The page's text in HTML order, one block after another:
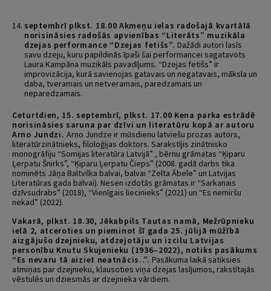
septembrī plkst. 18.00 Akmeņu ielas radošajā kvartālā
norisināsies radošās apvienības “Literāts” muzikāla
dzejas performance “Dzejas fetišs”. Dažādi autori lasīs
savu dzeju, kuru papildinās īpaši šai performancei sagatavots
Laura Kampāna muzikāls pavadījums. “Dzejas fetišs” ir
improvizācija, kurā savienojas gatavais un negatavais, māksla un
daba, tveramais un netveramais, paredzamais un
neparedzamais.
Ceturtdien, 15. septembrī, plkst. 17.00 Kena parka estrādē
norisināsies saruna par dzīvi un literatūru kopā ar autoru
Arno Jundzi.Arno Jundze ir mūsdienu latviešu prozas autors,
literatūrzinātnieks, filoloģijas doktors. Sarakstījis zinātnisko
monogrāfiju “Somijas literatūra Latvijā” , bērnu grāmatas “Ķiparu
Ļerpatu Šnirks”, “Ķiparu Ļerpatu Čieps” (2008. gadā darbs tika
nominēts Jāņa Baltvilka balvai, balvai “Zelta Ābele” un Latvijas
Literatūras gada balvai). Nesen izdotās grāmatas ir “Sarkanais
dzīvsudrabs” (2018), “Vienīgais liecinieks” (2021) un “Es nemiršu
nekad” (2022).
Vakarā, plkst. 18.30, Jēkabpils Tautas namā, Mežrūpnieku
ielā 2, atceroties un pieminot šī gada 25. jūlijā mūžībā
aizgājušo dzejnieku, atdzejotāju un izcilu Latvijas
personību Knutu Skujenieku (1936–2022), notiks pasākums
“Es nevaru tā aiziet neatnācis..”. Pasākuma laikā satiksies
atmiņas par dzejnieku, klausoties viņa dzejas lasījumos, rakstītajās
vēstulēs un dziesmās ar dzejnieka vārdiem.